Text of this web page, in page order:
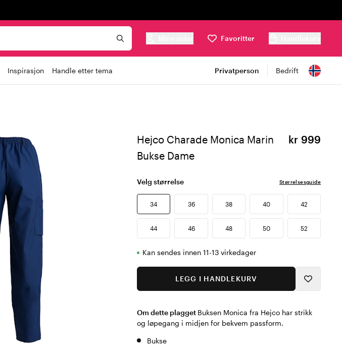
Favoritter
Inspirasjon Handle etter tema Privatperson Bedrift
Hejco Charade Monica Marin
Bukse Dame
kr 999
Velg størrelse Størrelsesguide
34 36 38 40 42
44 46 48 50 52
Kan sendes innen 11-13 virkedager
LEGG I HANDLEKURV
Om dette plagget Buksen Monica fra Hejco har strikk
og løpegang i midjen for bekvem passform.
Bukse